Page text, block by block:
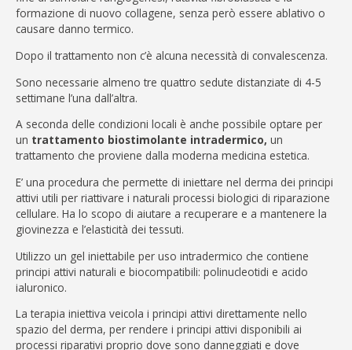
formazione di nuovo collagene, senza però essere ablativo o
causare danno termico.
Dopo il trattamento non c’è alcuna necessità di convalescenza.
Sono necessarie almeno tre quattro sedute distanziate di 4-5
settimane l’una dall’altra.
A seconda delle condizioni locali è anche possibile optare per
un trattamento biostimolante intradermico, un
trattamento che proviene dalla moderna medicina estetica.
E’ una procedura che permette di iniettare nel derma dei principi
attivi utili per riattivare i naturali processi biologici di riparazione
cellulare. Ha lo scopo di aiutare a recuperare e a mantenere la
giovinezza e l’elasticità dei tessuti.
Utilizzo un gel iniettabile per uso intradermico che contiene
principi attivi naturali e biocompatibili: polinucleotidi e acido
ialuronico.
La terapia iniettiva veicola i principi attivi direttamente nello
spazio del derma, per rendere i principi attivi disponibili ai
processi riparativi proprio dove sono danneggiati e dove